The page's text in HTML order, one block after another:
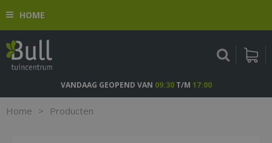
n
o
HOME
Home > Producten
VANDAAG GEOPEND VAN 09:30T/M 17:00